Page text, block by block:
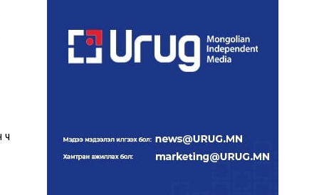
ч
багш, сурагчид руу гал
нээжээ
тогтмол нийлүүлэх хүсэлт
тавилаа